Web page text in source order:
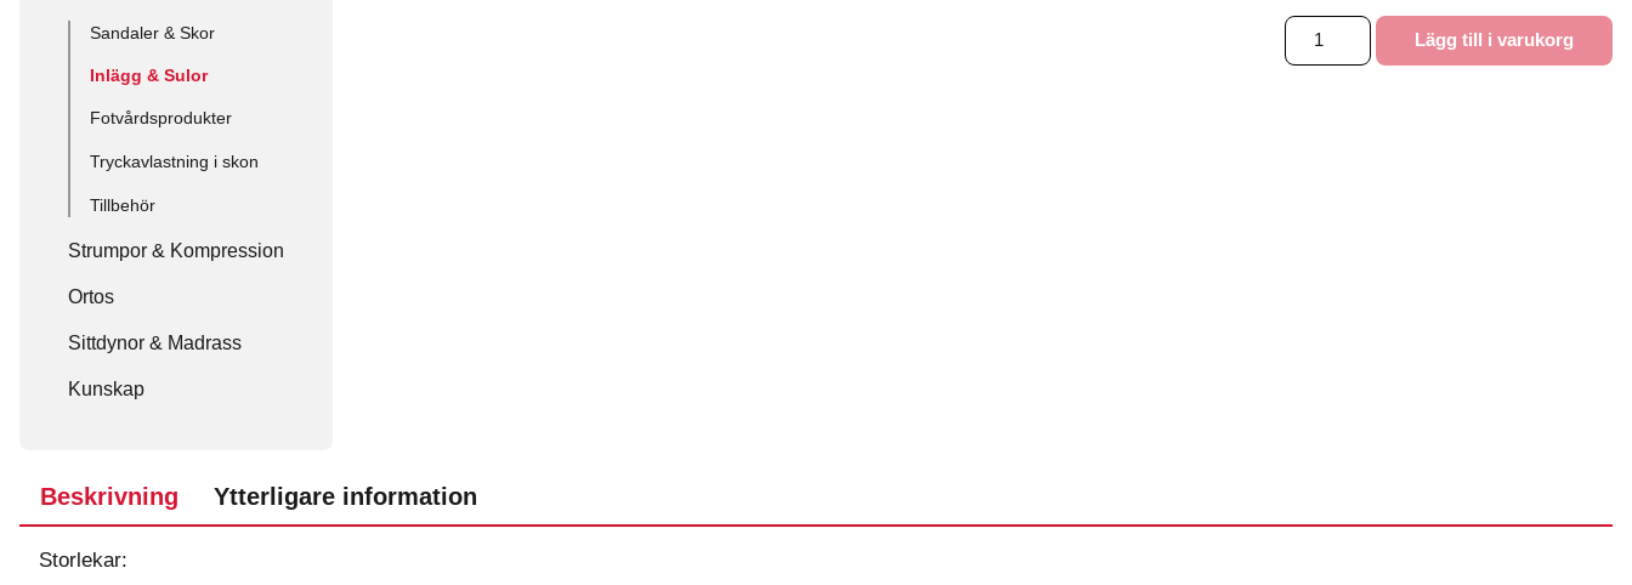
Sandaler & Skor
Inlägg & Sulor
Fotvårdsprodukter
Tryckavlastning i skon
Tillbehör
Strumpor & Kompression
Ortos
Sittdynor & Madrass
Kunskap
Gelsula
mängd
Lägg till i varukorg
Beskrivning Ytterligare information
Storlekar: